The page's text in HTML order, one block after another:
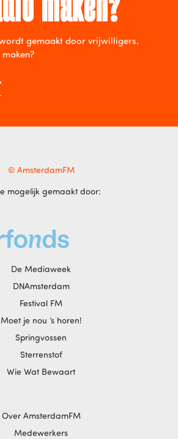
maken?
gemaakt door vrijwilligers.
© AmsterdamFM
mogelijk gemaakt door:
De Mediaweek
DNAmsterdam
Festival FM
Moet je nou ‘s horen!
Springvossen
Sterrenstof
Wie Wat Bewaart
Over AmsterdamFM
Medewerkers